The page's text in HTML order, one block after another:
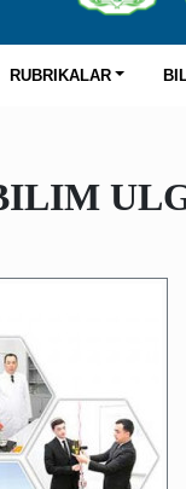
RUBRIKALAR